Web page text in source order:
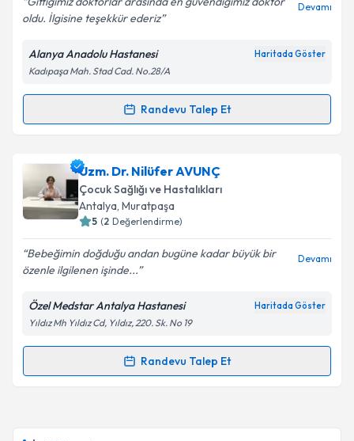
oldu. İlgisine teşekkür ederiz
Devamı
Alanya Anadolu Hastanesi Haritada Göster
Kadıpaşa Mah. Stad Cad. No.28/A
Randevu Talep Et
Randevu Takvimi Talebi
Doç. Dr. Vural Kesikiçin randevu takvimi talebi
oluşturun. Size bu uzmandan randevu almanız için bir
takvim hazırlandığında e-posta ile bilgilendireceğiz.
Kişisel verilerimin işlenmesine ilişkin
Aydınlatma
Metni'ni okudum ve kişisel verilerimin belirtilen
kapsamda işlenmesini kabul ediyorum.
Uzm. Dr. Nilüfer AVUNÇ
Çocuk Sağlığı ve Hastalıkları
Antalya, Muratpaşa
5 (2 Değerlendirme)
Bebeğimin doğduğu andan bugüne kadar büyük bir
özenle ilgilenen işinde...
Devamı
Özel Medstar Antalya Hastanesi Haritada Göster
Yıldız Mh Yıldız Cd, Yıldız, 220. Sk. No 19
Randevu Talep Et
Randevu Takvimi Talebi